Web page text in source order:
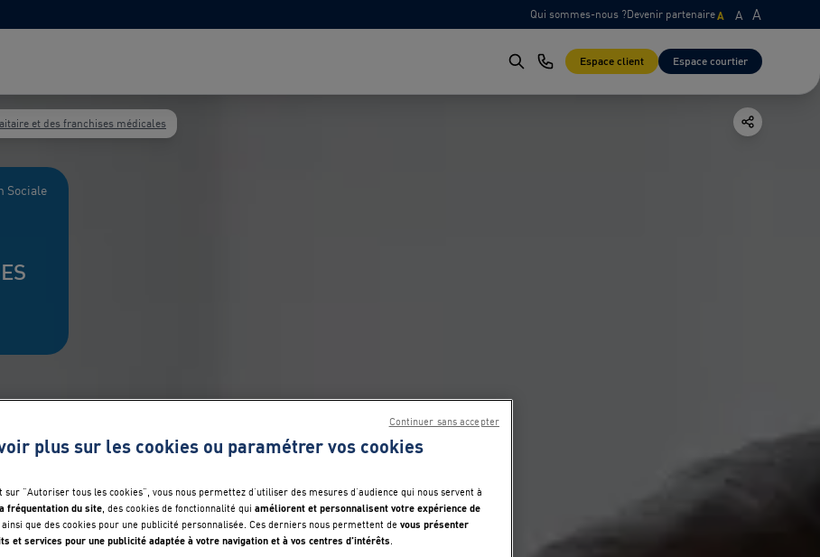
Qui sommes-nous ?Devenir partenaireA A A
Espace client Espace courtier
et des franchises médicales
Sociale
plus sur les cookies ou paramétrer vos cookies
sur "Autoriser tous les cookies", vous nous permettez d’utiliser des mesures d’audience qui nous servent à
fréquentation du site, des cookies de fonctionnalité qui améliorent et personnalisent votre expérience de
ainsi que des cookies pour une publicité personnalisée. Ces derniers nous permettent de vous présenter
et services pour une publicité adaptée à votre navigation et à vos centres d’intérêts.
Continuer sans accepter